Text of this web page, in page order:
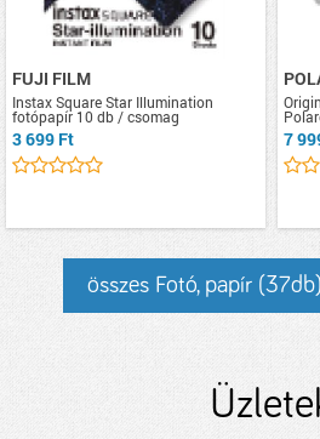
FUJI FILM
Instax Square Star Illumination
fotópapír 10 db / csomag
3 699 Ft 7
összes Fotó, papír